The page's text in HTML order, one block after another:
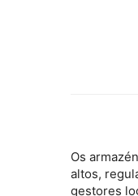
Os
altos,
gestores